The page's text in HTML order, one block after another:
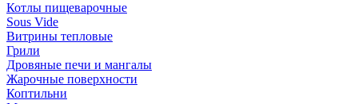
Котлы пищеварочные
Sous Vide
Витрины тепловые
Грили
Дровяные печи и мангалы
Жарочные поверхности
Коптильни